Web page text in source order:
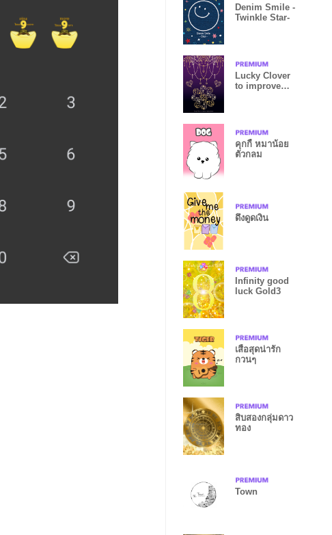
Denim Smile -
Twinkle Star-
Lucky Clover
to improve
คุกกี้ หมาน้อย
ตัวกลม
ดึงดูดเงิน
Infinity good
luck Gold3
เสือสุดน่ารัก
กวนๆ
สิบสองกลุ่มดาว
ทอง
Town